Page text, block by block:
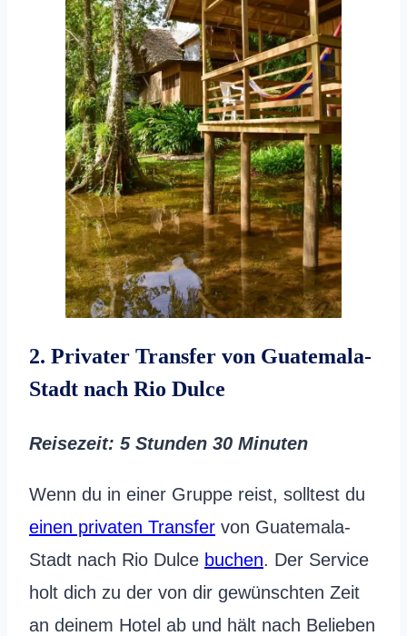
2. Privater Transfer von Guatemala-
Stadt nach Rio Dulce
Reisezeit: 5 Stunden 30 Minuten
Wenn du in einer Gruppe reist, solltest du
einen privaten Transfer von Guatemala-
Stadt nach Rio Dulce buchen. Der Service
holt dich zu der von dir gewünschten Zeit
an deinem Hotel ab und hält nach Belieben